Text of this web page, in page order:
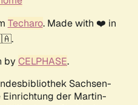
Techaro. Made with ❤️ in
by CELPHASE.
Sachsen-
der Martin-